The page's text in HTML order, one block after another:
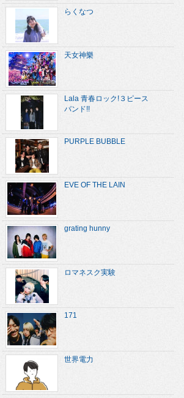
らくなつ
天女神樂
Lala 青春ロック!３ピース
バンド!!
PURPLE BUBBLE
EVE OF THE LAIN
grating hunny
ロマネスク実験
171
世界電力